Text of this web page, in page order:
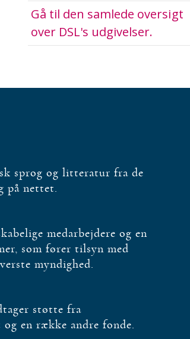
Gå til den samlede oversigt
over DSL's udgivelser.
sprog og litteratur fra de
på nettet.
medarbejdere og en
som fører tilsyn med
myndighed.
støtte fra
en række andre fonde.